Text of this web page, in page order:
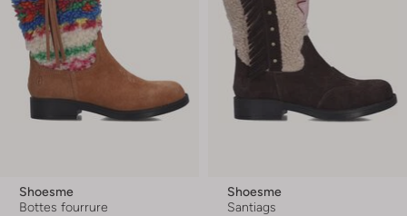
Shoesme
Bottes fourrure
Shoesme
Santiags